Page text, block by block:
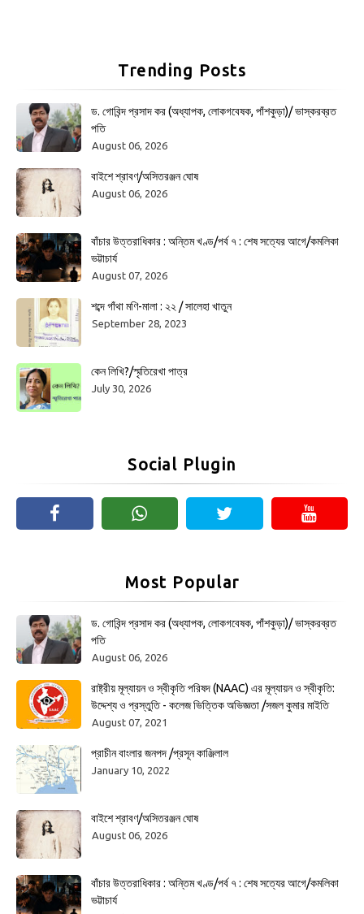
Trending Posts
ড. গোবিন্দ প্রসাদ কর (অধ্যাপক, লোকগবেষক, পাঁশকুড়া)/ ভাস্করব্রত
পতি
August 06, 2026
বাইশে শ্রাবণ/অসিতরঞ্জন ঘোষ
August 06, 2026
বাঁচার উত্তরাধিকার : অন্তিম খণ্ড/পর্ব ৭ : শেষ সত্যের আগে/কমলিকা
ভট্টাচার্য
August 07, 2026
শব্দে গাঁথা মণি-মালা : ২২ / সালেহা খাতুন
September 28, 2023
কেন লিখি?/স্মৃতিরেখা পাত্র
July 30, 2026
Social Plugin
Most Popular
ড. গোবিন্দ প্রসাদ কর (অধ্যাপক, লোকগবেষক, পাঁশকুড়া)/ ভাস্করব্রত
পতি
August 06, 2026
রাষ্ট্রীয় মূল্যায়ন ও স্বীকৃতি পরিষদ (NAAC) এর মূল্যায়ন ও স্বীকৃতি:
উদ্দেশ্য ও প্রস্তুতি - কলেজ ভিত্তিক অভিজ্ঞতা /সজল কুমার মাইতি
August 07, 2021
প্রাচীন বাংলার জনপদ /প্রসূন কাঞ্জিলাল
January 10, 2022
বাইশে শ্রাবণ/অসিতরঞ্জন ঘোষ
August 06, 2026
বাঁচার উত্তরাধিকার : অন্তিম খণ্ড/পর্ব ৭ : শেষ সত্যের আগে/কমলিকা
ভট্টাচার্য